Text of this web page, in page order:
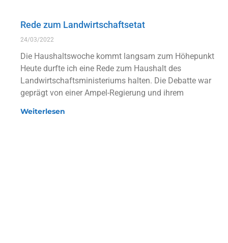
Rede zum Landwirtschaftsetat
24/03/2022
Die Haushaltswoche kommt langsam zum Höhepunkt
Heute durfte ich eine Rede zum Haushalt des
Landwirtschaftsministeriums halten. Die Debatte war
geprägt von einer Ampel-Regierung und ihrem
Weiterlesen